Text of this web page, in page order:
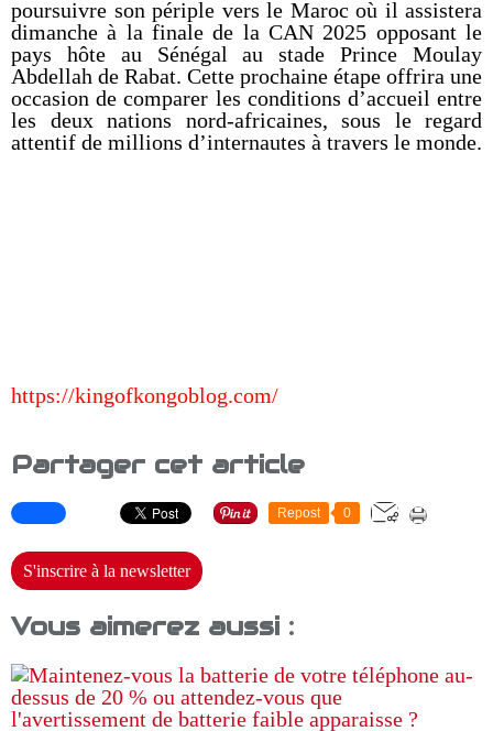
poursuivre son périple vers le Maroc où il assistera
dimanche à la finale de la CAN 2025 opposant le
pays hôte au Sénégal au stade Prince Moulay
Abdellah de Rabat. Cette prochaine étape offrira une
occasion de comparer les conditions d’accueil entre
les deux nations nord-africaines, sous le regard
attentif de millions d’internautes à travers le monde.
https://kingofkongoblog.com/
Partager cet article
Repost 0
S'inscrire à la newsletter
Vous aimerez aussi :